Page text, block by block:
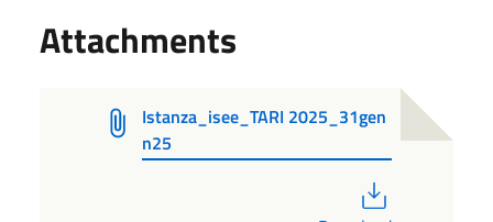
Attachments
Istanza_isee_TARI 2025_31gen
n25